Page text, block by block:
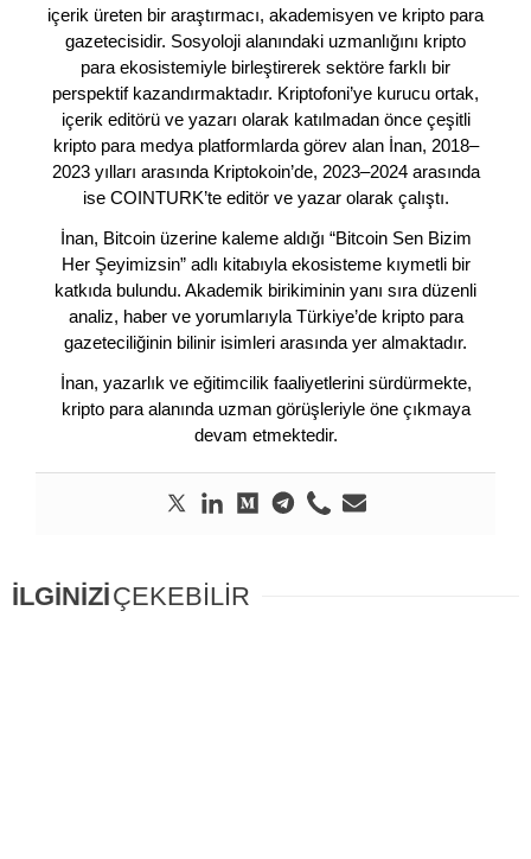
içerik üreten bir araştırmacı, akademisyen ve kripto para
gazetecisidir. Sosyoloji alanındaki uzmanlığını kripto
para ekosistemiyle birleştirerek sektöre farklı bir
perspektif kazandırmaktadır. Kriptofoni’ye kurucu ortak,
içerik editörü ve yazarı olarak katılmadan önce çeşitli
kripto para medya platformlarda görev alan İnan, 2018–
2023 yılları arasında Kriptokoin’de, 2023–2024 arasında
ise COINTURK’te editör ve yazar olarak çalıştı.
İnan, Bitcoin üzerine kaleme aldığı “Bitcoin Sen Bizim
Her Şeyimizsin” adlı kitabıyla ekosisteme kıymetli bir
katkıda bulundu. Akademik birikiminin yanı sıra düzenli
analiz, haber ve yorumlarıyla Türkiye’de kripto para
gazeteciliğinin bilinir isimleri arasında yer almaktadır.
İnan, yazarlık ve eğitimcilik faaliyetlerini sürdürmekte,
kripto para alanında uzman görüşleriyle öne çıkmaya
devam etmektedir.
İLGİNİZİÇEKEBİLİR